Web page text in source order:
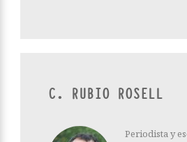
C. RUBIO ROSELL
Periodista y